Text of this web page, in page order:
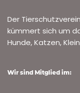
Der
kümmert sich um
Hunde, Katzen,
Wir sind Mitglied im: